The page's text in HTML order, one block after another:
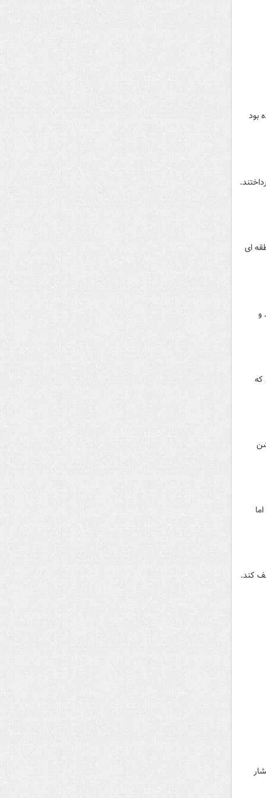
بود
ای
و
که
کند.